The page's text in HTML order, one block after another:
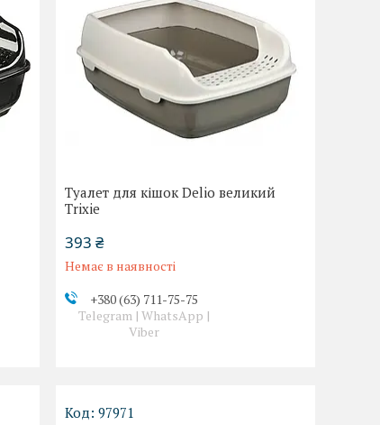
Туалет для кішок Delio великий
Trixie
393 ₴
Немає в наявності
+380 (63) 711-75-75
Telegram | WhatsApp |
Viber
97971